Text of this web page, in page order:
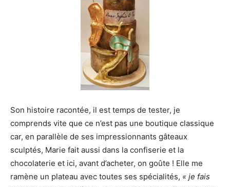
Son histoire racontée, il est temps de tester, je
comprends vite que ce n’est pas une boutique classique
car, en parallèle de ses impressionnants gâteaux
sculptés, Marie fait aussi dans la confiserie et la
chocolaterie et ici, avant d’acheter, on goûte ! Elle me
ramène un plateau avec toutes ses spécialités, « je fais